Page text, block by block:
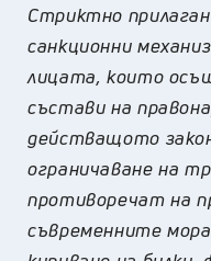
Стриктно
санкционни
лицата, които
състави на
действащото
ограничаване на
противоречат на
съвременните